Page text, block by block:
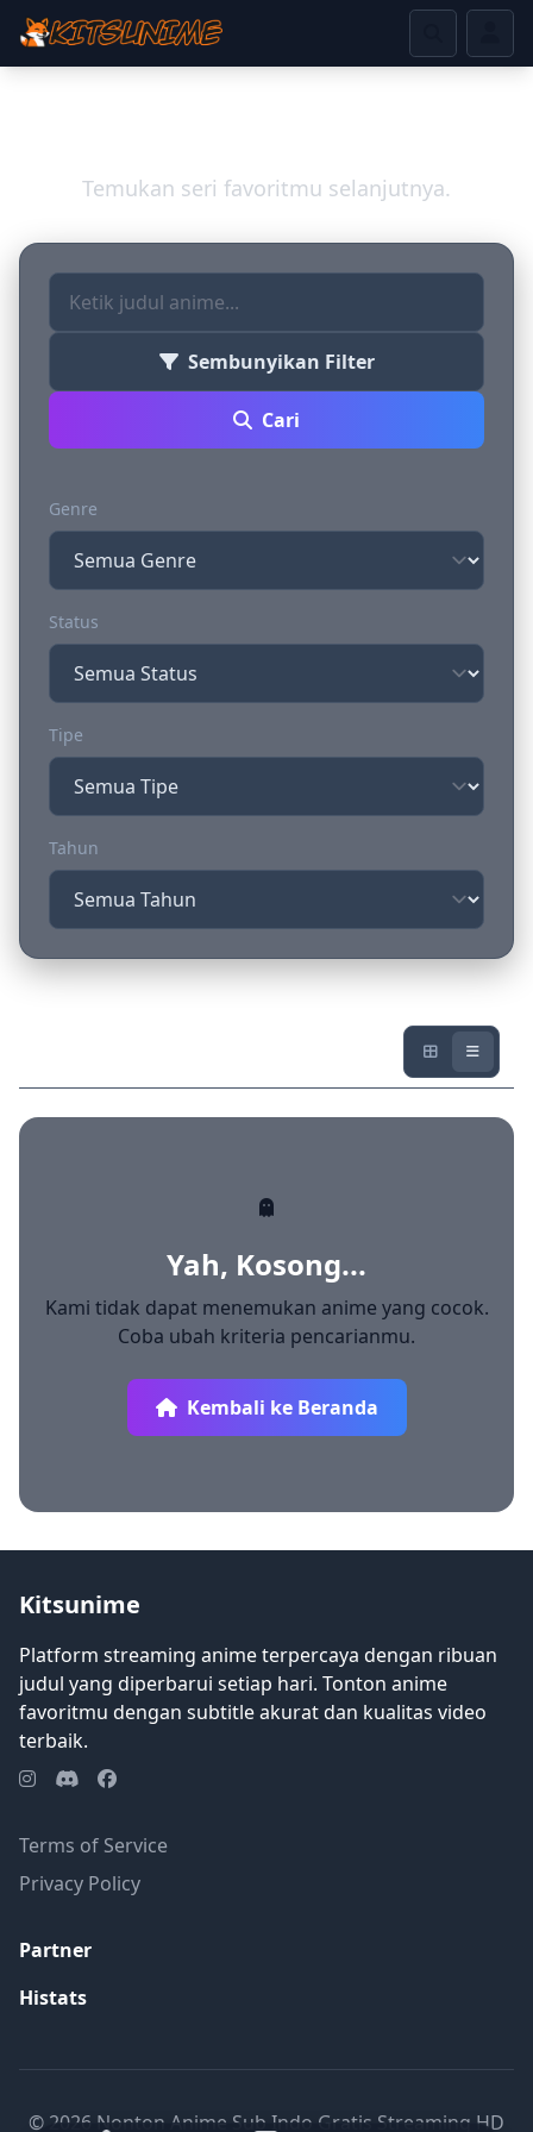
Temukan seri favoritmu selanjutnya.
Sembunyikan Filter
Cari
Genre
Status
Tipe
Tahun
Yah, Kosong...
Kami tidak dapat menemukan anime yang cocok.
Coba ubah kriteria pencarianmu.
Kembali ke Beranda
Kitsunime
Platform streaming anime terpercaya dengan ribuan
judul yang diperbarui setiap hari. Tonton anime
favoritmu dengan subtitle akurat dan kualitas video
terbaik.
Terms of Service
Privacy Policy
Partner
Histats
© 2026 Nonton Anime Sub Indo Gratis Streaming HD